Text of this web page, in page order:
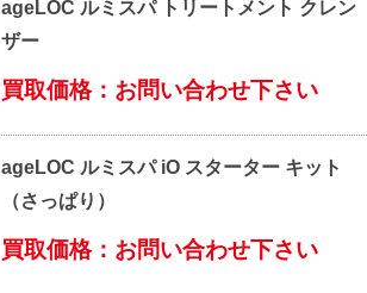
ageLOC ルミスパ トリートメント クレン
ザー
買取価格：お問い合わせ下さい
ageLOC ルミスパ iO スターター キット
（さっぱり）
買取価格：お問い合わせ下さい